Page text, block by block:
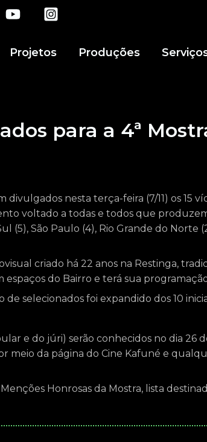
Projetos Produções
para a 4ª
nesta terça-feira (7/11) os 15
voltado a todas e todos que
(5), São Paulo (4), Rio Grande do Norte
criado há 22 anos na Restinga,
espaços do Bairro e terá sua
selecionados foi expandido dos 10
e do júri) serão conhecidos no dia 26
meio da página do Cine Kafuné e
Honrosas da Mostra, lista